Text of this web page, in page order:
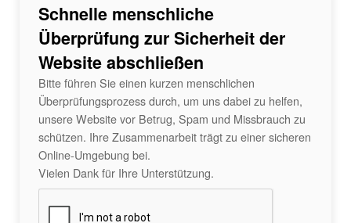
Schnelle menschliche
Überprüfung zur Sicherheit der
Website abschließen
Bitte führen Sie einen kurzen menschlichen
Überprüfungsprozess durch, um uns dabei zu helfen,
unsere Website vor Betrug, Spam und Missbrauch zu
schützen. Ihre Zusammenarbeit trägt zu einer sicheren
Online-Umgebung bei.
Vielen Dank für Ihre Unterstützung.